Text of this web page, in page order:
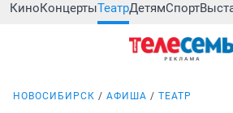
КиноКонцертыТеатрДетямСпорт
НОВОСИБИРСК АФИША ТЕАТР